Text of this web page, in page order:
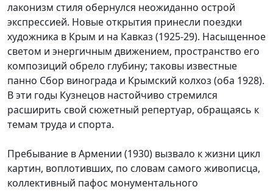
лаконизм стиля обернулся неожиданно острой
экспрессией. Новые открытия принесли поездки
художника в Крым и на Кавказ (1925-29). Насыщенное
светом и энергичным движением, пространство его
композиций обрело глубину; таковы известные
панно Сбор винограда и Крымский колхоз (оба 1928).
В эти годы Кузнецов настойчиво стремился
расширить свой сюжетный репертуар, обращаясь к
темам труда и спорта.
Пребывание в Армении (1930) вызвало к жизни цикл
картин, воплотивших, по словам самого живописца,
коллективный пафос монументального